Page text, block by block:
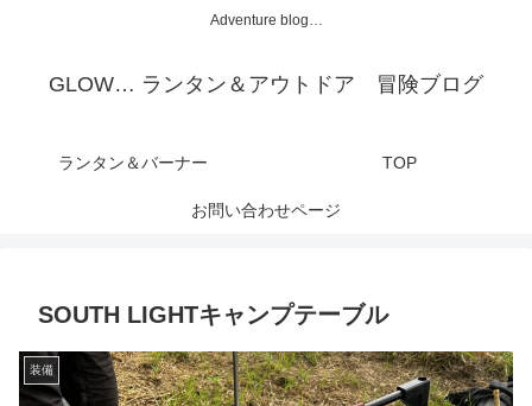
Adventure blog…
GLOW… ランタン＆アウトドア 冒険ブログ
ランタン＆バーナー TOP
お問い合わせページ
SOUTH LIGHTキャンプテーブル
装備